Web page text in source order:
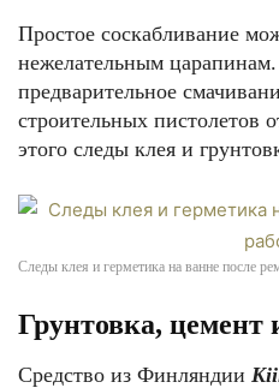
Простое соскабливание
нежелательным
предварительное
строительных пистолетов
этого следы клея и
Следы клея и герметика на ванне после
Грунтовка, цемент
Средство из Финляндии